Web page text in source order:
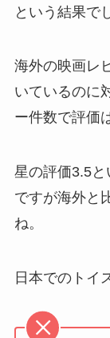
という結果で
海外の映画レ
いているのに
ー件数で評価
星の評価3.5
ですが海外と
ね。
日本でのトイ